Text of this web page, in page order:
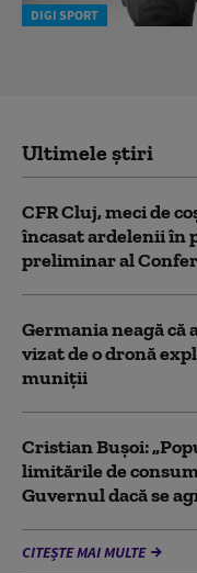
DIGI SPORT
Ultimele știri
CFR Cluj, meci de
încasat ardelenii în
preliminar al
Germania neagă că
vizat de o dronă
muniţii
Cristian Bușoi:
limitările de
Guvernul dacă se
CITEȘTE MAI MULTE